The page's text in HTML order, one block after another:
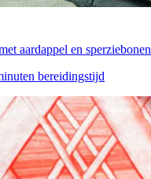
aardappel en sperziebonen
bereidingstijd